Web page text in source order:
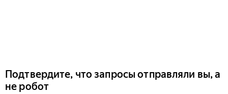
Подтвердите, что запросы отправляли вы, а
не робот